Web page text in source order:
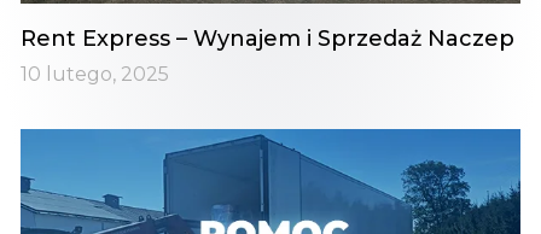
Rent Express – Wynajem i Sprzedaż Naczep
10 lutego, 2025